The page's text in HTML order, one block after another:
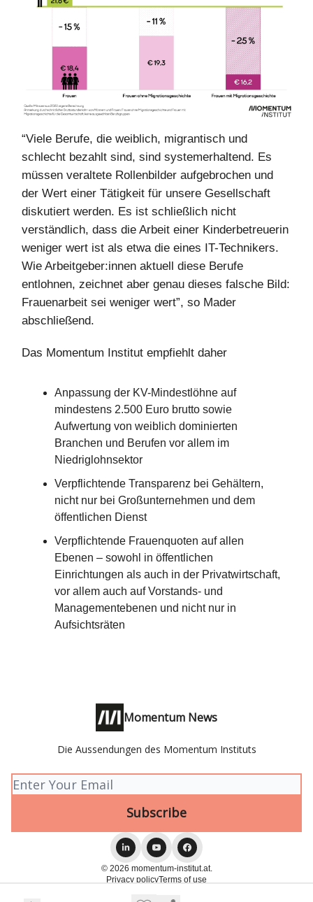
“Viele Berufe, die weiblich, migrantisch und
schlecht bezahlt sind, sind systemerhaltend. Es
müssen veraltete Rollenbilder aufgebrochen und
der Wert einer Tätigkeit für unsere Gesellschaft
diskutiert werden. Es ist schließlich nicht
verständlich, dass die Arbeit einer Kinderbetreuerin
weniger wert ist als etwa die eines IT-Technikers.
Wie Arbeitgeber:innen aktuell diese Berufe
entlohnen, zeichnet aber genau dieses falsche Bild:
Frauenarbeit sei weniger wert”, so Mader
abschließend.
Das Momentum Institut empfiehlt daher
Anpassung der KV-Mindestlöhne auf
mindestens 2.500 Euro brutto sowie
Aufwertung von weiblich dominierten
Branchen und Berufen vor allem im
Niedriglohnsektor
Verpflichtende Transparenz bei Gehältern,
nicht nur bei Großunternehmen und dem
öffentlichen Dienst
Verpflichtende Frauenquoten auf allen
Ebenen – sowohl in öffentlichen
Einrichtungen als auch in der Privatwirtschaft,
vor allem auch auf Vorstands- und
Managementebenen und nicht nur in
Aufsichtsräten
Momentum News
Die Aussendungen des Momentum Instituts
© 2026 momentum-institut.at.
Privacy policyTerms of use
Powered by beehiiv